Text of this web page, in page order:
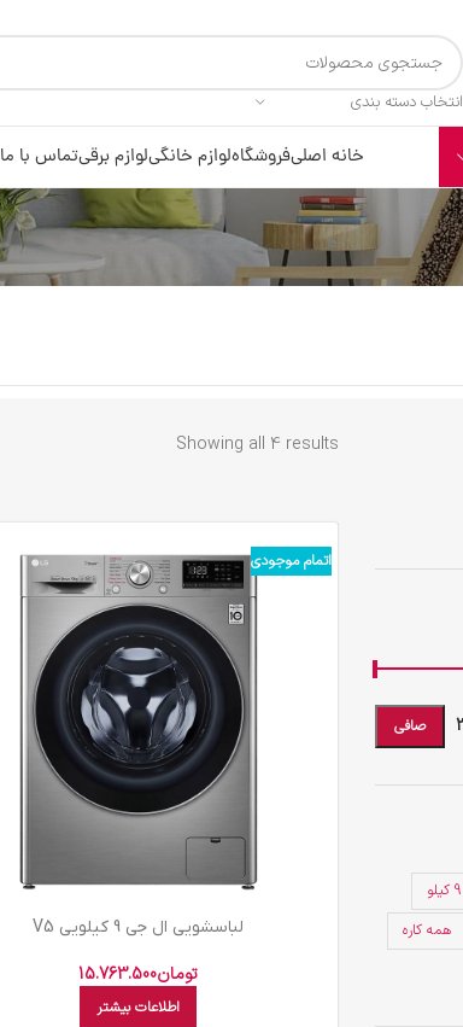
انتخاب دسته بندی
خانه اصلیفروشگاهلوازم خانگیلوازم برقیتماس با ما
صافی
9 کیلو
همه کاره
Showing all 4 results
اتمام موجودی
لباسشويي ال جي 9 کيلويي V5
تومان15.763.500
اطلاعات بیشتر